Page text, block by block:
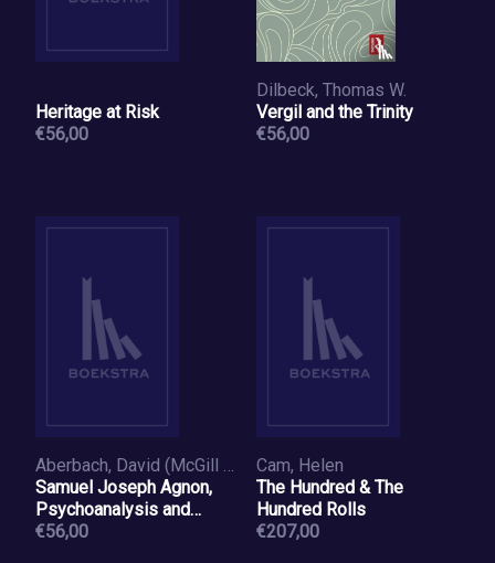
Heritage at Risk
€56,00
Dilbeck, Thomas W.
Vergil and the Trinity
€56,00
Aberbach, David (McGill University
Samuel Joseph Agnon,
Psychoanalysis and
Jewish History
€56,00
Cam, Helen
The Hundred & The
Hundred Rolls
€207,00